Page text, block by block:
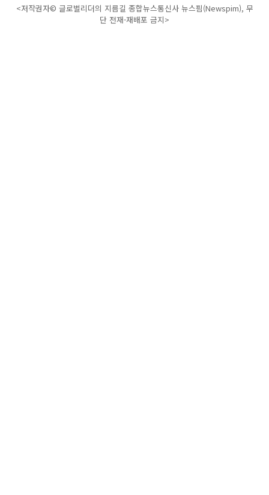
<저작권자© 글로벌리더의 지름길 종합뉴스통신사 뉴스핌(Newspim), 무
단 전재-재배포 금지>